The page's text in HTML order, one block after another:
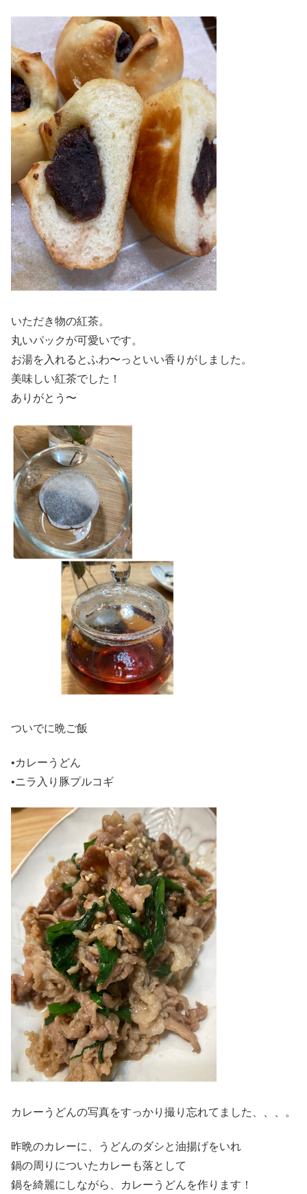
いただき物の紅茶。
丸いパックが可愛いです。
お湯を入れるとふわ〜っといい香りがしました。
美味しい紅茶でした！
ありがとう〜
ついでに晩ご飯
•カレーうどん
•ニラ入り豚プルコギ
カレーうどんの写真をすっかり撮り忘れてました、、、。
昨晩のカレーに、うどんのダシと油揚げをいれ
鍋の周りについたカレーも落として
鍋を綺麗にしながら、カレーうどんを作ります！